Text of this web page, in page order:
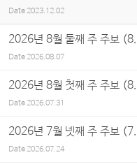
Date 2023.12.02
2026년 8월 둘째 주 주보
Date2026.08.07
2026년 8월 첫째 주 주보
Date2026.07.31
2026년 7월 넷째 주 주보
Date2026.07.24